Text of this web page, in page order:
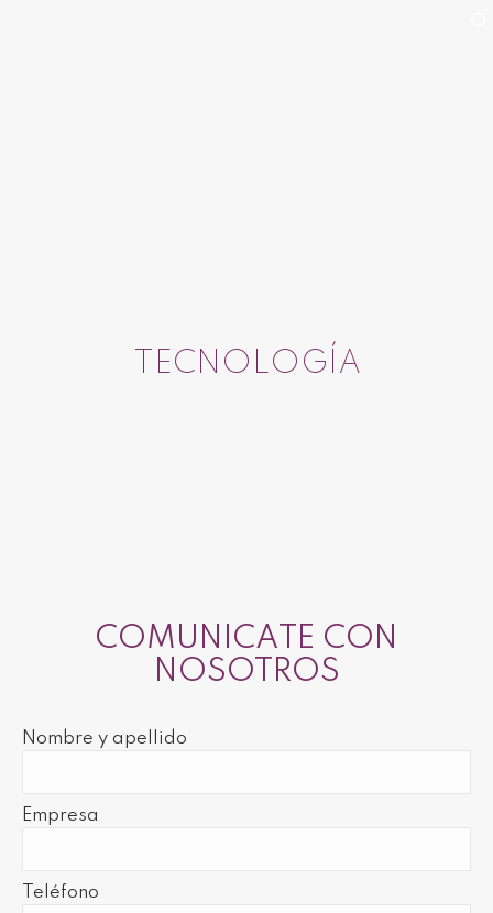
TECNOLOGÍA
COMUNICATE CON
NOSOTROS
Nombre y apellido
Empresa
Teléfono